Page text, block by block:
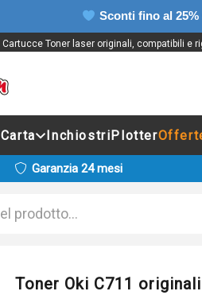
Sconti fino al 25%
Cartucce Toner laser originali, compatibili e
Carta InchiostriPlotter
Garanzia 24 mesi
Toner Oki C711